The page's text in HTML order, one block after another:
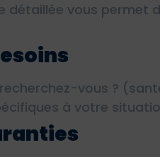
détaillée vous
vous ?
à votre